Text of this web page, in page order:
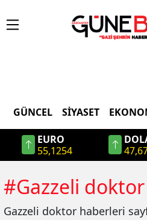
GÜNCEL SIYASET
EURO
55,1254
#Gazzeli doktor
Gazzeli doktor haberleri